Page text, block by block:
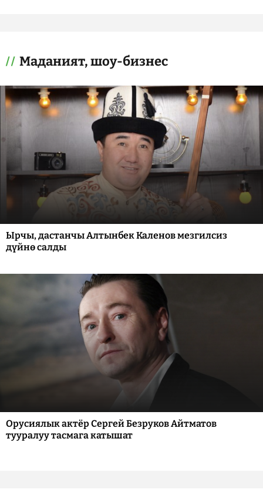
Маданият, шоу-бизнес
Ырчы, дастанчы Алтынбек Каленов мезгилсиз
дүйнө салды
Орусиялык актёр Сергей Безруков Айтматов
тууралуу тасмага катышат